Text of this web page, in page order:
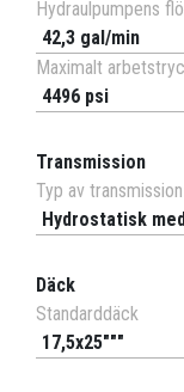
Hydraulpumpens
42,3 gal/min
Maximalt
4496 psi
Transmission
Typ av transmission
Hydrostatisk
Däck
Standarddäck
17,5x25"""